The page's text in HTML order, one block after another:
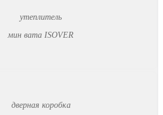
утеплитель
мин вата ISOVER
дверная коробка